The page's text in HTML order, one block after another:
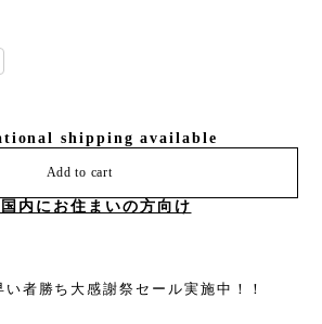
shipping available
Add to cart
国内にお住まいの方向け
者勝ち大感謝祭セール実施中！！